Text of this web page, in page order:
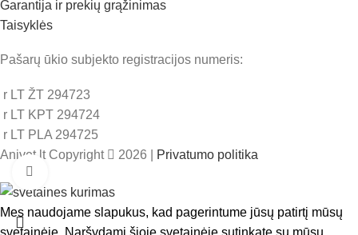
Garantija ir prekių grąžinimas
Taisyklės
Pašarų ūkio subjekto registracijos numeris:
r LT ŽT 294723
r LT KPT 294724
r LT PLA 294725
Anivet.lt Copyright
2026 | Privatumo politika
Mes naudojame slapukus, kad pagerintume jūsų patirtį mūsų
svetainėje. Naršydami šioje svetainėje sutinkate su mūsų